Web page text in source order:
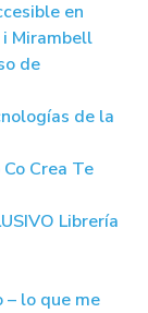
en
Mirambell
de
de la
Crea Te
Librería
lo que me